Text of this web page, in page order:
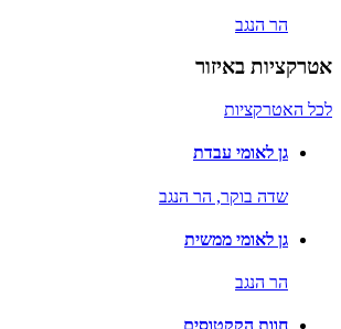
הר הנגב
אטרקציות באיזור
לכל האטרקציות
גן לאומי עבדת
שדה בוקר, הר הנגב
גן לאומי ממשית
הר הנגב